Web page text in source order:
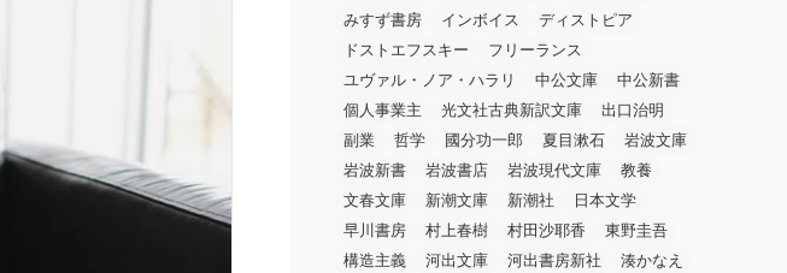
みすず書房
インボイス
ディストピア
ドストエフスキー
フリーランス
ユヴァル・ノア・ハラリ
中公文庫
中公新書
個人事業主
光文社古典新訳文庫
出口治明
副業
哲学 國分功一郎 夏目漱石
岩波文庫
岩波新書
岩波書店 岩波現代文庫
教養
文春文庫
新潮文庫 新潮社
日本文学
早川書房
村上春樹 村田沙耶香
東野圭吾
構造主義
河出文庫 河出書房新社
湊かなえ